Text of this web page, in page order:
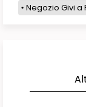
Negozio Givi a